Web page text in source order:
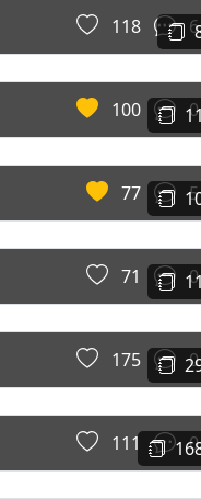
118 6
100 0
77 5
71 0
175 0
111 0